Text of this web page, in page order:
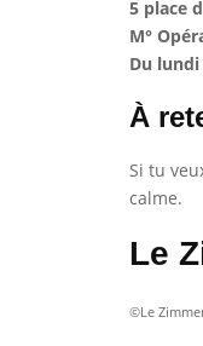
5 place
M°
Du lundi
À
Si tu
calme.
Le
©Le